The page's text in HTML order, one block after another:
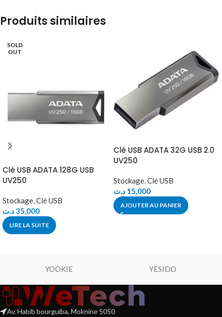
Produits similaires
SOLD
OUT
Clé USB ADATA 128G USB
UV250
Stockage,Clé USB
35,000د.ت
LIRE LA SUITE
Clé USB ADATA 32G USB 2.0
UV250
Stockage,Clé USB
15,000 د.ت
AJOUTER AU PANIER
YOOKIE YESIDO
Av. Habib bourguiba, Moknine 5050